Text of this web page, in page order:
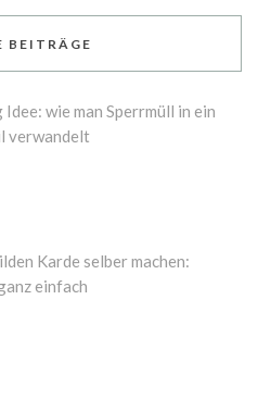
BEITRÄGE
wie man Sperrmüll in ein
verwandelt
Karde selber machen:
einfach